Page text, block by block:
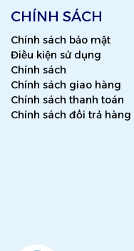
CHÍNH SÁCH
Chính sách bảo mật
Điều kiện sử dụng
Chính sách
Chính sách giao hàng
Chính sách thanh toán
Chính sách đổi trả hàng